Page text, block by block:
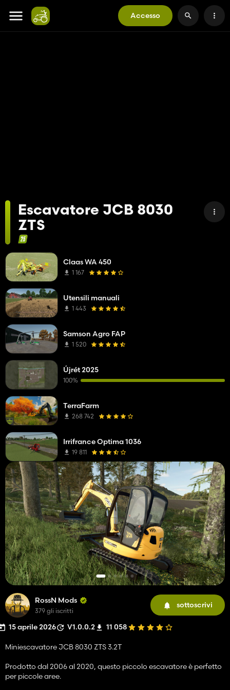
Accesso
Escavatore JCB 8030
ZTS
RossN Mods
379 gli iscritti
sottoscrivi
15 aprile 2026 V1.0.0.2 11 058
Miniescavatore JCB 8030 ZTS 3.2T
Prodotto dal 2006 al 2020, questo piccolo escavatore è perfetto
per piccole aree.
Claas WA 450
1 167
Utensili manuali
1 443
Samson Agro FAP
1 520
Újrét 2025
100%
TerraFarm
268 742
Irrifrance Optima 1036
19 811